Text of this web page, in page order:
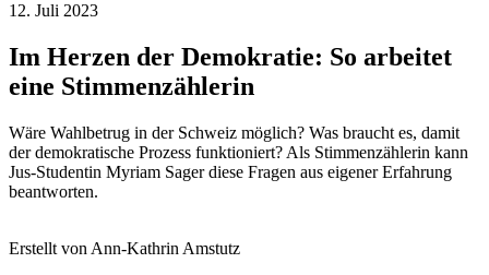
12. Juli 2023
Im Herzen der Demokratie: So arbeitet
eine Stimmenzählerin
Wäre Wahlbetrug in der Schweiz möglich? Was braucht es, damit
der demokratische Prozess funktioniert? Als Stimmenzählerin kann
Jus-Studentin Myriam Sager diese Fragen aus eigener Erfahrung
beantworten.
Erstellt von Ann-Kathrin Amstutz